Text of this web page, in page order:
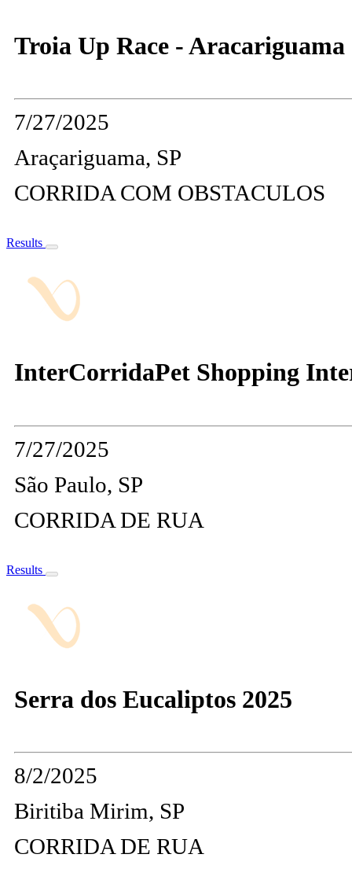
Troia Up Race - Aracariguama
7/27/2025
Araçariguama, SP
CORRIDA COM OBSTACULOS
Results
InterCorridaPet Shopping
7/27/2025
São Paulo, SP
CORRIDA DE RUA
Results
Serra dos Eucaliptos 2025
8/2/2025
Biritiba Mirim, SP
CORRIDA DE RUA